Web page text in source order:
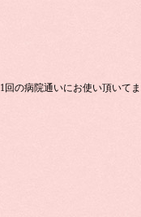
回の病院通いにお使い頂いて